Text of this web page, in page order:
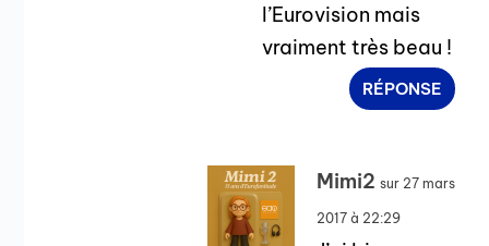
l’Eurovision mais
vraiment très beau !
RÉPONSE
Mimi2 sur 27 mars
2017 à 22:29